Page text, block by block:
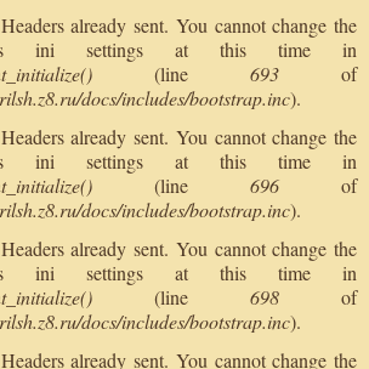
already sent. You cannot change the
ini settings at this time in
(line 693 of
docs/includes/bootstrap.inc).
already sent. You cannot change the
ini settings at this time in
(line 696 of
docs/includes/bootstrap.inc).
already sent. You cannot change the
ini settings at this time in
(line 698 of
docs/includes/bootstrap.inc).
already sent. You cannot change the